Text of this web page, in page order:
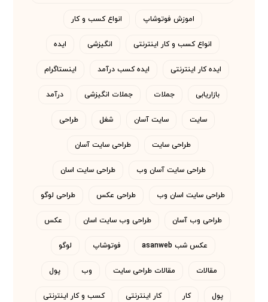
اموزش فوتوشاپ انواع کسب و کار
انواع کسب و کار اینترنتی انگیزشی ایده
ایده کار اینترنتی ایده کسب درآمد اینستاگرام
بازاریابی جملات جملات انگیزشی درآمد
سایت سایت آسان شغل طراحی
طراحی سایت طراحی سایت آسان
طراحی سایت آسان وب طراحی سایت اسان
طراحی سایت اسان وب طراحی عکس طراحی لوگو
طراحی وب آسان طراحی وب سایت اسان عکس
عکس شب asanweb فوتوشاپ لوگو
مقالات مقالات طراحی سایت وب پول
پول کار کار اینترنتی کسب و کار اینترنتی